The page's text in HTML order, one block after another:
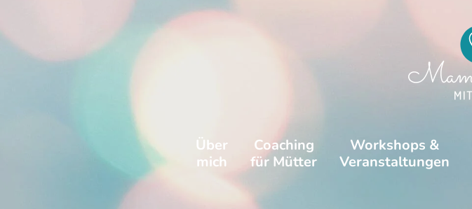
Über
mich
Coaching
für Mütter
Workshops &
Veranstaltungen